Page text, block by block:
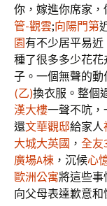
你，嫁進你席家
管-觀雲;向陽門第
園有不少居平易近
種了很多多少花花
子。一個無聲的
(乙)換衣服。整個
漢大樓一聲不吭，
還文華觀邸給家人
大城大英國 ， 全友
廣場A棟 ，沉候心
歐洲公寓將這些事
向父母表達歉意和